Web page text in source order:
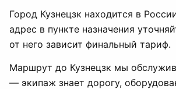
Город Кузнецзк находится в
адрес в пункте назначения
от него зависит финальный тариф.
Маршрут до Кузнецзк мы
— экипаж знает дорогу,